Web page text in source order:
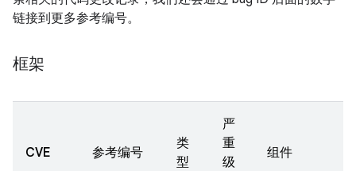
链接到更多参考编号。
框架
CVE 参考编号
类
型
严
重
级
组件